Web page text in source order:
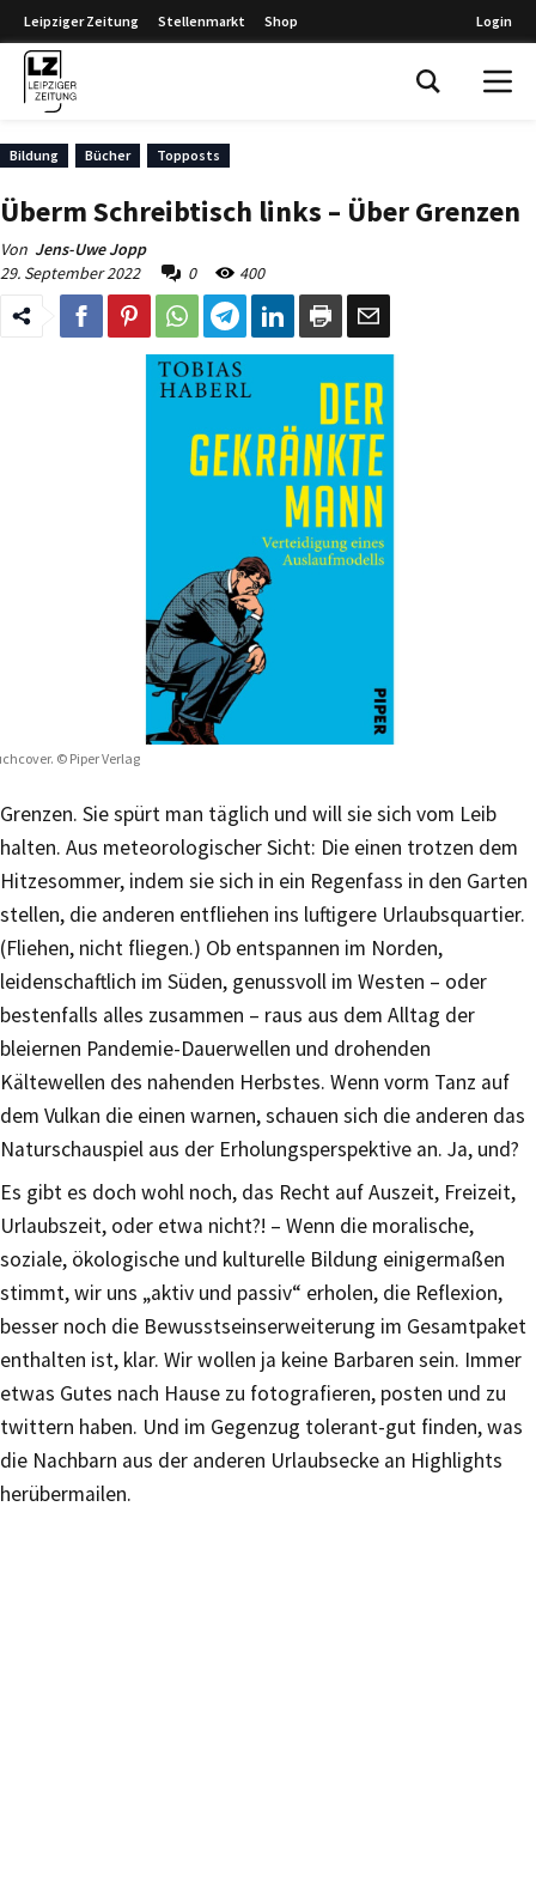
Leipziger Zeitung Stellenmarkt Shop Login
Bildung Bücher Topposts
Überm Schreibtisch links – Über Grenzen
Von Jens-Uwe Jopp
29. September 2022
0 400
© Piper Verlag
Grenzen. Sie spürt man täglich und will sie sich vom Leib
halten. Aus meteorologischer Sicht: Die einen trotzen dem
Hitzesommer, indem sie sich in ein Regenfass in den Garten
stellen, die anderen entfliehen ins luftigere Urlaubsquartier.
(Fliehen, nicht fliegen.) Ob entspannen im Norden,
leidenschaftlich im Süden, genussvoll im Westen – oder
bestenfalls alles zusammen – raus aus dem Alltag der
bleiernen Pandemie-Dauerwellen und drohenden
Kältewellen des nahenden Herbstes. Wenn vorm Tanz auf
dem Vulkan die einen warnen, schauen sich die anderen das
Naturschauspiel aus der Erholungsperspektive an. Ja, und?
Es gibt es doch wohl noch, das Recht auf Auszeit, Freizeit,
Urlaubszeit, oder etwa nicht?! – Wenn die moralische,
soziale, ökologische und kulturelle Bildung einigermaßen
stimmt, wir uns „aktiv und passiv“ erholen, die Reflexion,
besser noch die Bewusstseinserweiterung im Gesamtpaket
enthalten ist, klar. Wir wollen ja keine Barbaren sein. Immer
etwas Gutes nach Hause zu fotografieren, posten und zu
twittern haben. Und im Gegenzug tolerant-gut finden, was
die Nachbarn aus der anderen Urlaubsecke an Highlights
herübermailen.